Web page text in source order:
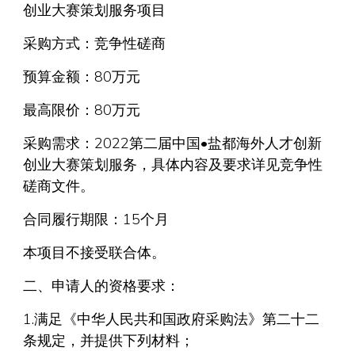
创业大赛策划服务项目
采购方式：竞争性磋商
预算金额：80万元
最高限价：80万元
采购需求：2022第二届中国•盐都海外人才创新
创业大赛策划服务，具体内容及要求详见竞争性
磋商文件。
合同履行期限：15个月
本项目不接受联合体。
二、申请人的资格要求：
1.满足《中华人民共和国政府采购法》第二十二
条规定，并提供下列材料；